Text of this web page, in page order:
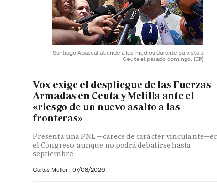
Santiago Abascal atiende a los medios durante su vista a
Ceuta el pasado domingo. (EP)
Vox exige el despliegue de las Fuerzas
Armadas en Ceuta y Melilla ante el
«riesgo de un nuevo asalto a las
fronteras»
Presenta una PNL —carece de carácter
el Congreso, aunque no podrá debatirse hasta
septiembre
Carlos Mullor | 07/08/2026